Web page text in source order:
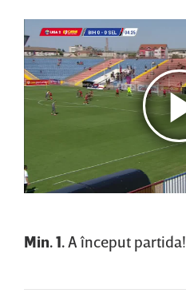
Min. 1.A început partida!